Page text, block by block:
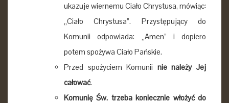
ukazuje wiernemu Ciało Chrystusa, mówiąc:
„Ciało Chrystusa”. Przystępujący do
Komunii odpowiada: „Amen” i dopiero
potem spożywa Ciało Pańskie.
Przed spożyciem Komunii nie należy Jej
całować.
Komunię Św. trzeba koniecznie włożyć do